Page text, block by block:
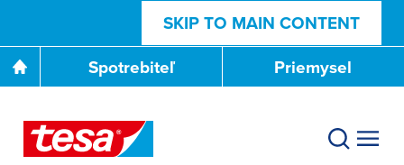
SKIP TO MAIN CONTENT
Spotrebiteľ Priemysel